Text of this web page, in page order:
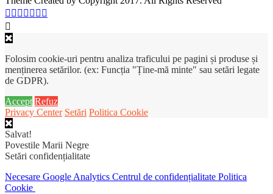
Folosim cookie-uri pentru analiza traficului pe pagini și produse și
menținerea setărilor. (ex: Funcția "Ține-mă minte" sau setări legate
de GDPR).
Accept Refuz
Privacy Center Setări Politica Cookie
Salvat!
Povestile Marii Negre
Setări confidențialitate
Necesare Google Analytics Centrul de confidențialitate Politica
Cookie